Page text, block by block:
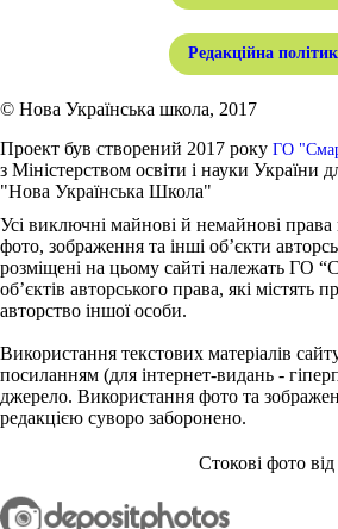
Редакційна
© Нова Українська школа, 2017
Проект був створений 2017 року ГО
з Міністерством освіти і науки України
"Нова Українська Школа"
Усі виключні майнові й немайнові права
фото, зображення та інші об’єкти
розміщені на цьому сайті належать ГО
об’єктів авторського права, які містять
авторство іншої особи.
Використання текстових матеріалів
посиланням (для інтернет-видань -
джерело. Використання фото та
редакцією суворо заборонено.
Стокові фото від